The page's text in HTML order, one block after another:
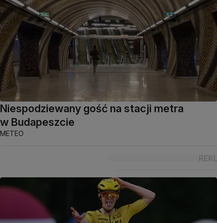
Niespodziewany gość na stacji metra
w Budapeszcie
METEO